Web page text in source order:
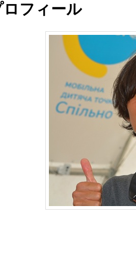
フィール